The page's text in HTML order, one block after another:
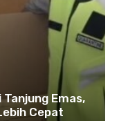
Emas,
Cepat